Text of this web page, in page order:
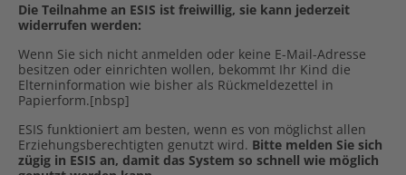
Die Teilnahme an ESIS ist freiwillig, sie kann jederzeit
widerrufen werden:
Wenn Sie sich nicht anmelden oder keine E-Mail-Adresse
besitzen oder einrichten wollen, bekommt Ihr Kind die
Elterninformation wie bisher als Rückmeldezettel in
Papierform.[nbsp]
ESIS funktioniert am besten, wenn es von möglichst allen
Erziehungsberechtigten genutzt wird. Bitte melden Sie sich
zügig in ESIS an, damit das System so schnell wie möglich